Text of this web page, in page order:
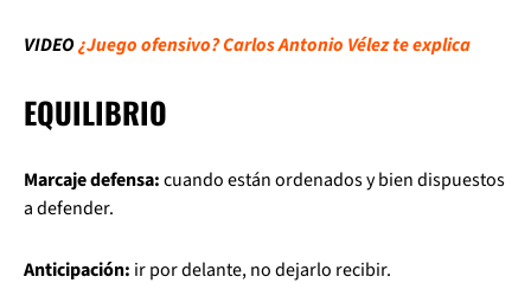
VIDEO¿Juego ofensivo? Carlos Antonio Vélez te explica
EQUILIBRIO
Marcaje defensa:cuando están ordenados y bien dispuestos
a defender.
Anticipación: ir por delante, no dejarlo recibir.